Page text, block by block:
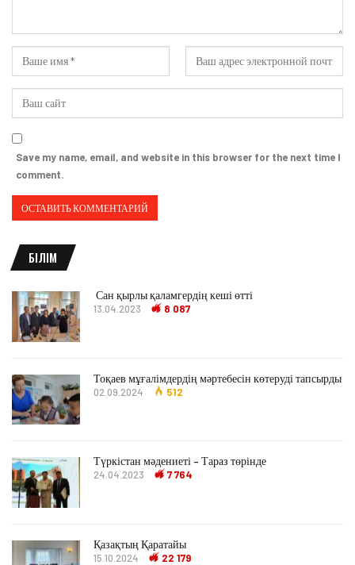
Save my name, email, and website in this browser for the next time I
comment.
БІЛІМ
Сан қырлы қаламгердің кеші өтті
13.04.2023 8 087
Тоқаев мұғалімдердің мәртебесін көтеруді тапсырды
02.09.2024 512
Түркістан мәдениеті – Тараз төрінде
24.04.2023 7 764
Қазақтың Қаратайы
15.10.2024 22 179